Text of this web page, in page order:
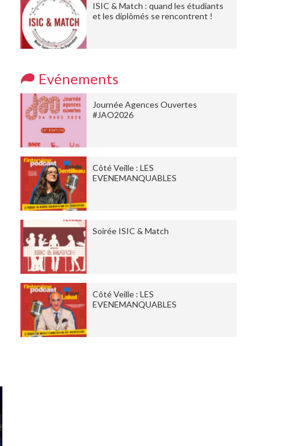
ISIC & Match : quand les étudiants
et les diplômés se rencontrent !
Evénements
Journée Agences Ouvertes
#JAO2026
Côté Veille : LES
EVENEMANQUABLES
Soirée ISIC & Match
Côté Veille : LES
EVENEMANQUABLES